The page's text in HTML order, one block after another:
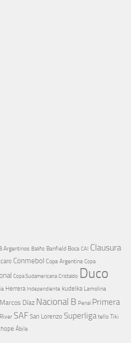
Argentinos Baliño Banfield Boca CAI Clausura
Conmebol Copa Argentina Copa
Copa Sudamericana Cristaldo Duco
Herrera Independiente kudelka Lamolina
Marcos Díaz Nacional B Penal Primera
River SAF San Lorenzo Superliga tello Tiki
Ábila